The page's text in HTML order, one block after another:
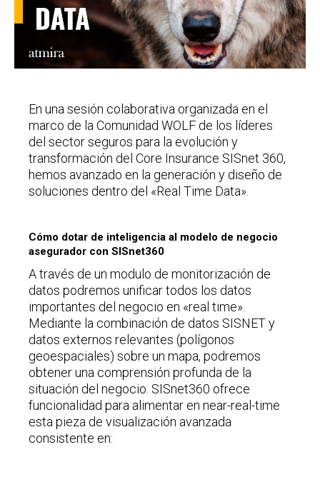
En una sesión colaborativa organizada en el
marco de la Comunidad WOLF de los líderes
del sector seguros para la evolución y
transformación del Core Insurance SISnet 360,
hemos avanzado en la generación y diseño de
soluciones dentro del «Real Time Data».
Cómo dotar de inteligencia al modelo de negocio
asegurador con SISnet360
A través de un modulo de monitorización de
datos podremos unificar todos los datos
importantes del negocio en «real time».
Mediante la combinación de datos SISNET y
datos externos relevantes (polígonos
geoespaciales) sobre un mapa, podremos
obtener una comprensión profunda de la
situación del negocio. SISnet360 ofrece
funcionalidad para alimentar en near-real-time
esta pieza de visualización avanzada
consistente en: